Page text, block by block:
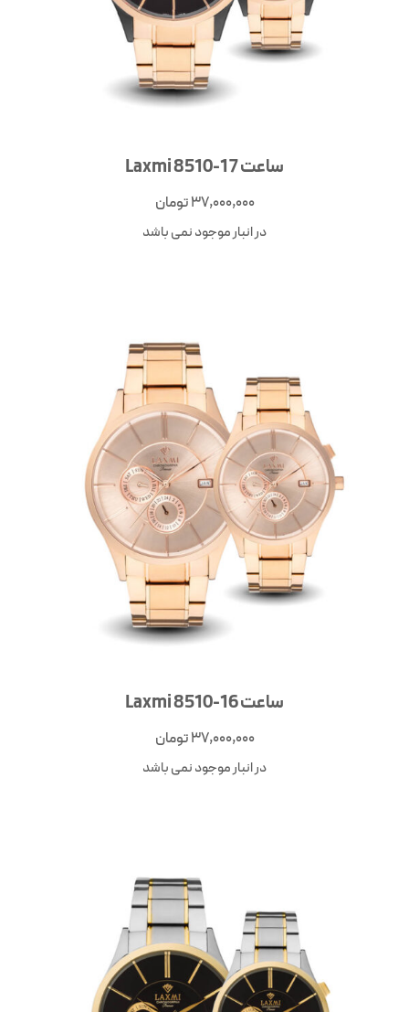
ساعت Laxmi 8510-17
37,000,000تومان
در انبار موجود نمی باشد
ساعت Laxmi 8510-16
37,000,000تومان
در انبار موجود نمی باشد